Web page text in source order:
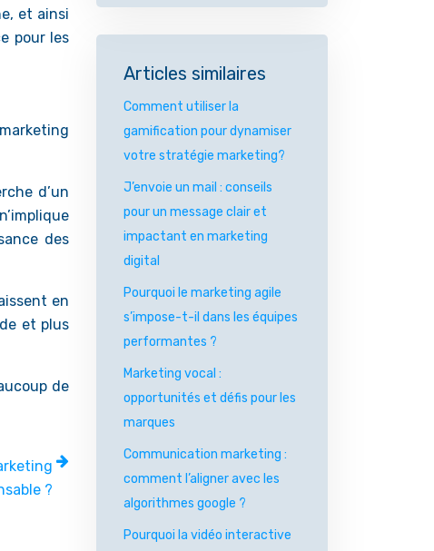
et ainsi
pour les
d’un
des
en
et plus
de
?
Articles similaires
Comment utiliser la
gamification pour dynamiser
votre stratégie marketing?
J’envoie un mail : conseils
pour un message clair et
impactant en marketing
digital
Pourquoi le marketing agile
s’impose-t-il dans les équipes
performantes ?
Marketing vocal :
opportunités et défis pour les
marques
Communication marketing :
comment l’aligner avec les
algorithmes google ?
Pourquoi la vidéo interactive